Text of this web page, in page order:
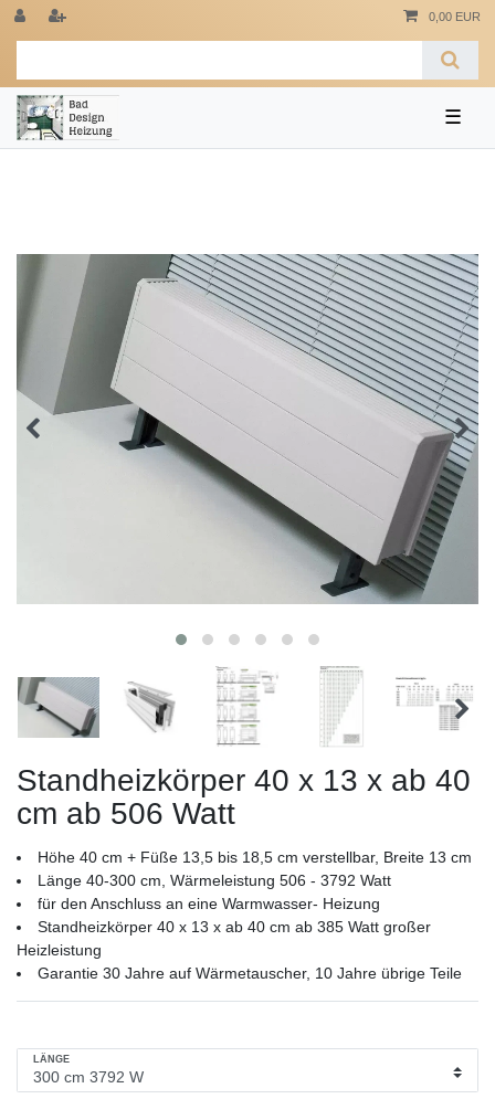
0,00 EUR
☰
Standheizkörper 40 x 13 x ab 40
cm ab 506 Watt
Höhe 40 cm + Füße 13,5 bis 18,5 cm verstellbar, Breite 13 cm
Länge 40-300 cm, Wärmeleistung 506 - 3792 Watt
für den Anschluss an eine Warmwasser- Heizung
Standheizkörper 40 x 13 x ab 40 cm ab 385 Watt großer
Heizleistung
Garantie 30 Jahre auf Wärmetauscher, 10 Jahre übrige Teile
LÄNGE